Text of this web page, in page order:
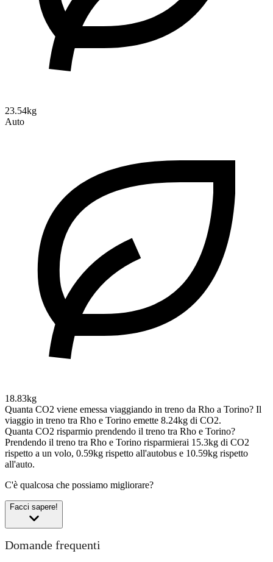
23.54kg
Auto
18.83kg
Quanta CO2 viene emessa viaggiando in treno da Rho a Torino? Il
viaggio in treno tra Rho e Torino emette 8.24kg di CO2.
Quanta CO2 risparmio prendendo il treno tra Rho e Torino?
Prendendo il treno tra Rho e Torino risparmierai 15.3kg di CO2
rispetto a un volo, 0.59kg rispetto all'autobus e 10.59kg rispetto
all'auto.
C'è qualcosa che possiamo migliorare?
Facci sapere!
Domande frequenti